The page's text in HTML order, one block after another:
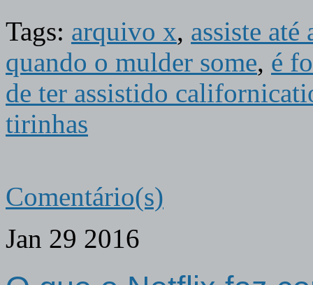
Tags: arquivo x, assiste até
quando o mulder some, é
de ter assistido
tirinhas
Comentário(s)
Jan 29 2016